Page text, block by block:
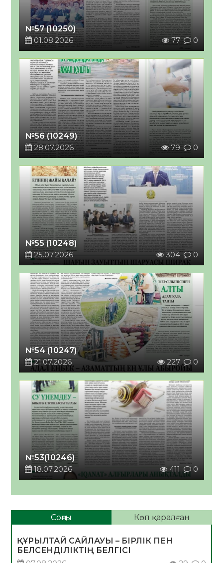
№57 (10250)
01.08.2026
77 0
№56 (10249)
28.07.2026
79 0
№55 (10248)
25.07.2026
304 0
№54 (10247)
21.07.2026
227 0
№53(10246)
18.07.2026
411 0
Соңғы Көп қаралған
ҚҰРЫЛТАЙ САЙЛАУЫ – БІРЛІК ПЕН
БЕЛСЕНДІЛІКТІҢ БЕЛГІСІ